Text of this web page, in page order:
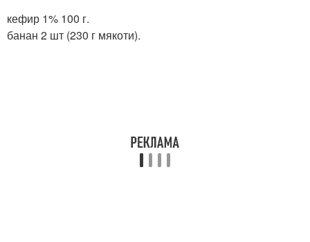
кефир 1% 100 г.
банан 2 шт (230 г мякоти).